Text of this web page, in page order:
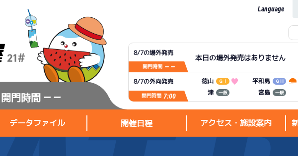
開門時間 — —
Language
8/7の場外発売
開門時間 — —
本日の場外発売はありません
8/7の外向発売
開門時間 7:00
徳山 ＧⅠ 平和島 ＧⅢ
津 一般 宮島 一般
データファイル 開催日程 アクセス・施設案内